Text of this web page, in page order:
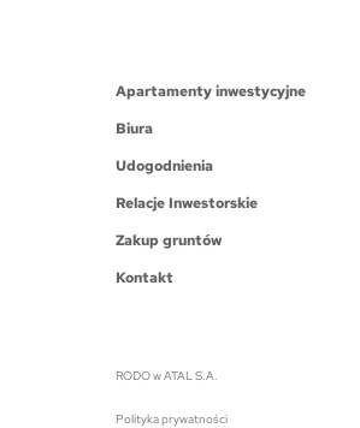
Apartamenty inwestycyjne
Biura
Udogodnienia
Relacje Inwestorskie
Zakup gruntów
Kontakt
RODO w ATAL S.A.
Polityka prywatności